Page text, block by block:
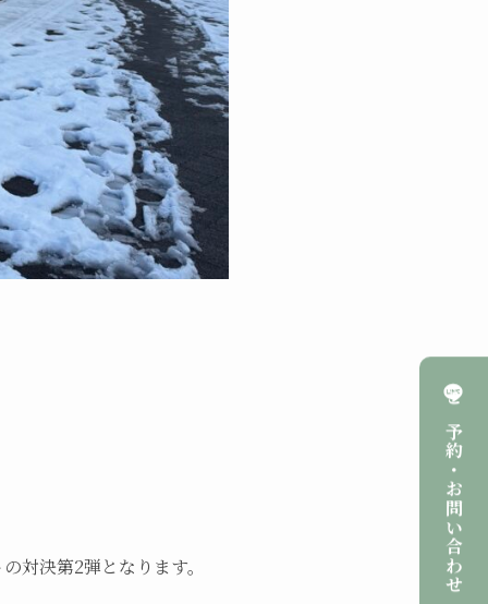
対決第2弾となります。 ご予約・お問い合わせ